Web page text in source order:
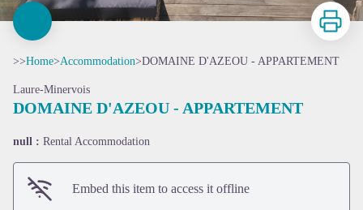
View picture in full screen
Print
>>Home>Accommodation>DOMAINE D'AZEOU - APPARTEMENT
Laure-Minervois
DOMAINE D'AZEOU - APPARTEMENT
null : Rental Accommodation
Embed this item to access it offline